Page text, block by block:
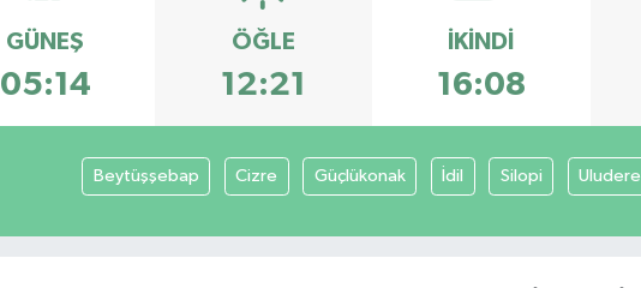
GÜNEŞ
05:14
ÖĞLE
12:21
İKINDI
16:08
Beytüşşebap Cizre Güçlükonak İdil Silopi Uludere